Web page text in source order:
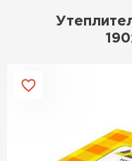
Утеплитель